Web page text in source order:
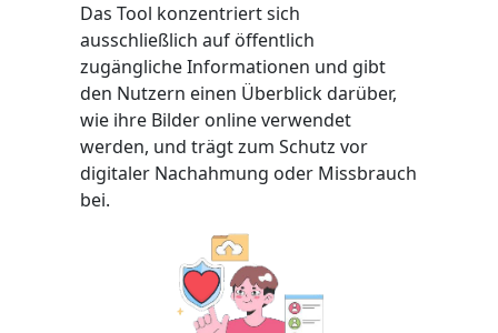
Das Tool konzentriert sich
ausschließlich auf öffentlich
zugängliche Informationen und gibt
den Nutzern einen Überblick darüber,
wie ihre Bilder online verwendet
werden, und trägt zum Schutz vor
digitaler Nachahmung oder Missbrauch
bei.